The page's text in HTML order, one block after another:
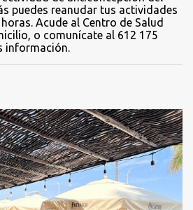
puedes reanudar tus actividades
Acude al Centro de Salud
o comunícate al 612 175
información.